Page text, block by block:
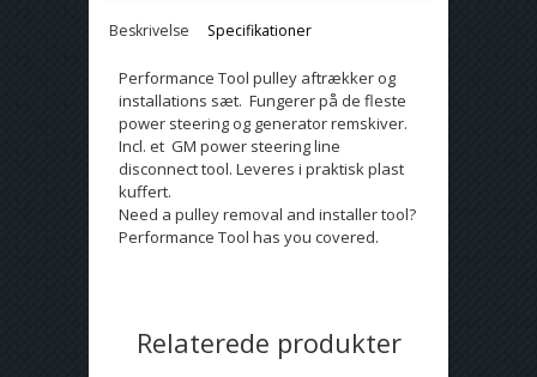
Beskrivelse Specifikationer
Performance Tool pulley aftrækker og
installations sæt. Fungerer på de fleste
power steering og generator remskiver.
Incl. et GM power steering line
disconnect tool. Leveres i praktisk plast
kuffert.
Need a pulley removal and installer tool?
Performance Tool has you covered.
Relaterede produkter